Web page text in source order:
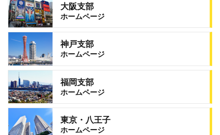
大阪支部
ホームページ
神戸支部
ホームページ
福岡支部
ホームページ
東京・八王子
ホームページ